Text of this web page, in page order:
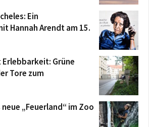
Ein
Hannah Arendt am 15.
Grüne
Tore zum
„Feuerland“ im Zoo